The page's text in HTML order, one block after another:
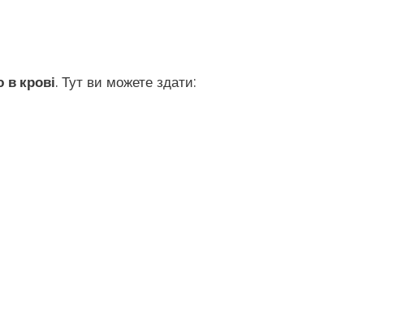
в крові. Тут ви можете здати: